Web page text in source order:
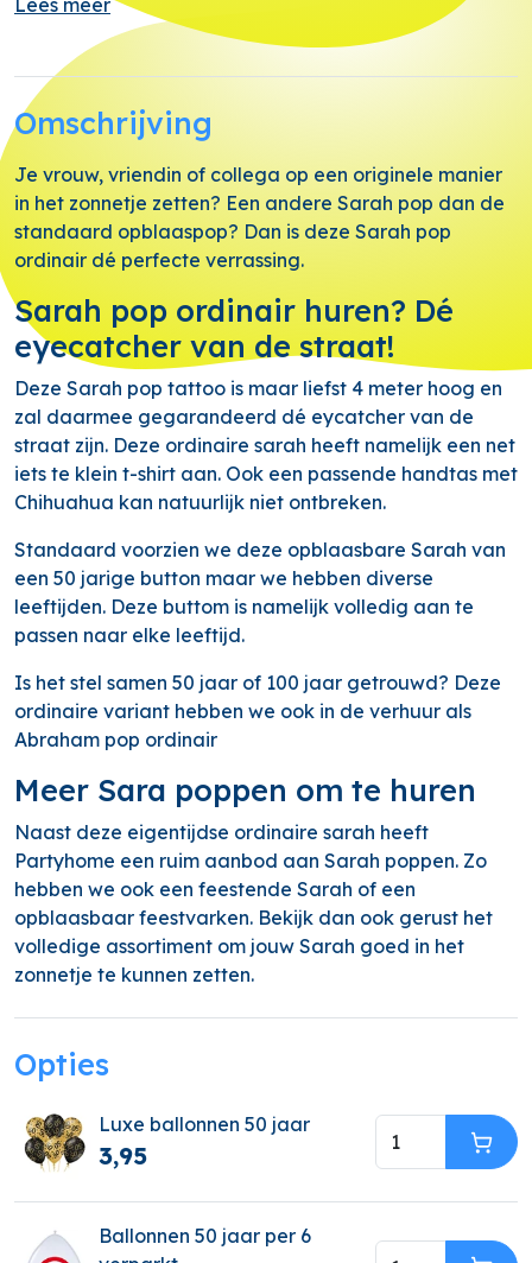
Lees meer
Omschrijving
Je vrouw, vriendin of collega op een originele manier
in het zonnetje zetten? Een andere Sarah pop dan de
standaard opblaaspop? Dan is deze Sarah pop
ordinair dé perfecte verrassing.
Sarah pop ordinair huren? Dé
eyecatcher van de straat!
Deze Sarah pop tattoo is maar liefst 4 meter hoog en
zal daarmee gegarandeerd dé eycatcher van de
straat zijn. Deze ordinaire sarah heeft namelijk een net
iets te klein t-shirt aan. Ook een passende handtas met
Chihuahua kan natuurlijk niet ontbreken.
Standaard voorzien we deze opblaasbare Sarah van
een 50 jarige button maar we hebben diverse
leeftijden. Deze buttom is namelijk volledig aan te
passen naar elke leeftijd.
Is het stel samen 50 jaar of 100 jaar getrouwd? Deze
ordinaire variant hebben we ook in de verhuur als
Abraham pop ordinair
Meer Sara poppen om te huren
Naast deze eigentijdse ordinaire sarah heeft
Partyhome een ruim aanbod aan Sarah poppen. Zo
hebben we ook een feestende Sarah of een
opblaasbaar feestvarken. Bekijk dan ook gerust het
volledige assortiment om jouw Sarah goed in het
zonnetje te kunnen zetten.
Opties
Luxe ballonnen 50 jaar
3,95 In
Ballonnen 50 jaar per 6